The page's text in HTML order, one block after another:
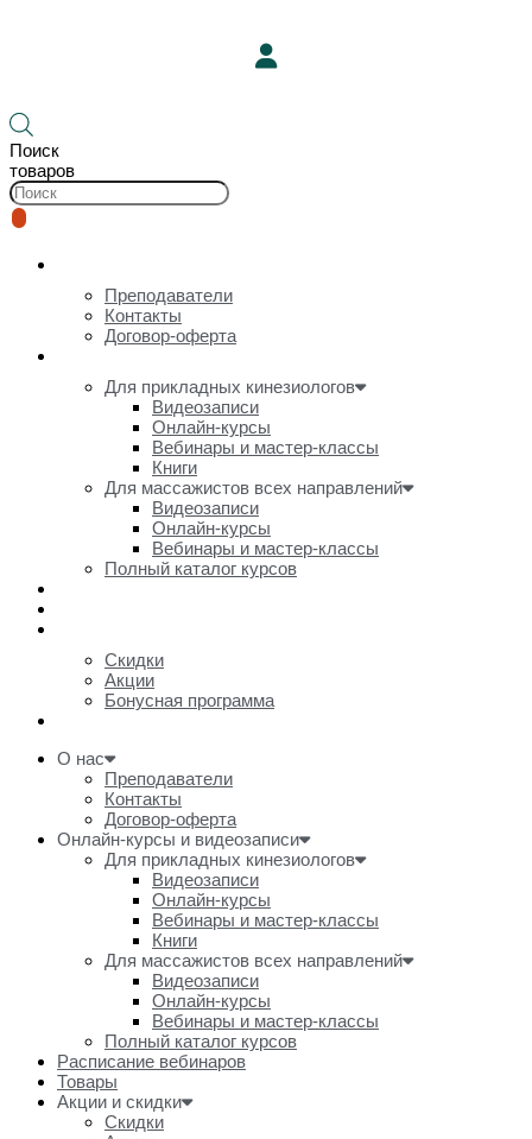
Поиск
товаров
Преподаватели
Контакты
Договор-оферта
Для прикладных кинезиологов
Видеозаписи
Онлайн-курсы
Вебинары и мастер-классы
Книги
Для массажистов всех направлений
Видеозаписи
Онлайн-курсы
Вебинары и мастер-классы
Полный каталог курсов
Скидки
Акции
Бонусная программа
О нас
Преподаватели
Контакты
Договор-оферта
Онлайн-курсы и видеозаписи
Для прикладных кинезиологов
Видеозаписи
Онлайн-курсы
Вебинары и мастер-классы
Книги
Для массажистов всех направлений
Видеозаписи
Онлайн-курсы
Вебинары и мастер-классы
Полный каталог курсов
Расписание вебинаров
Товары
Акции и скидки
Скидки